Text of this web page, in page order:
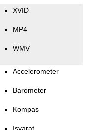
XVID
MP4
WMV
Accelerometer
Barometer
Kompas
Isyarat